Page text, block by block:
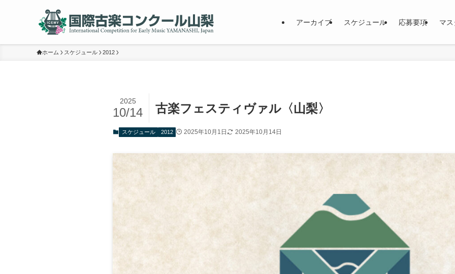
アーカイブ スケジュール 応募要項 マ
ホーム スケジュール 2012
古楽フェスティヴァル〈山梨〉
2025
10/14
スケジュール 2012 2025年10月1日 2025年10月14日